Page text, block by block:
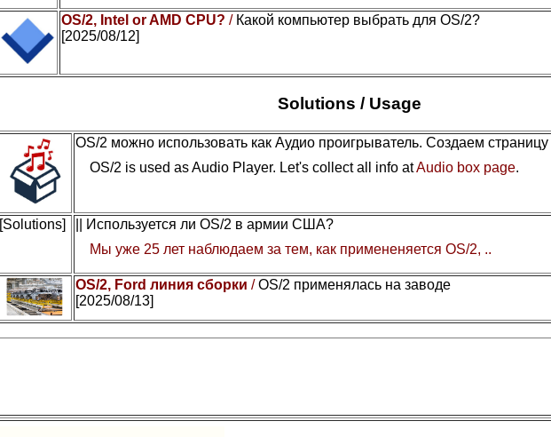
OS/2, Intel or AMD CPU? / Какой компьютер выбрать для OS/2?
[2025/08/12]
Solutions / Usage
OS/2 можно использовать как Аудио проигрыватель. Создаем страницу
OS/2 is used as Audio Player. Let's collect all info atAudio box page.
[Solutions]
|| Используется ли OS/2 в армии США?
Мы уже 25 лет наблюдаем за тем, как примененяется OS/2, ..
OS/2, Ford линия сборки /OS/2 применялась на заводе
[2025/08/13]